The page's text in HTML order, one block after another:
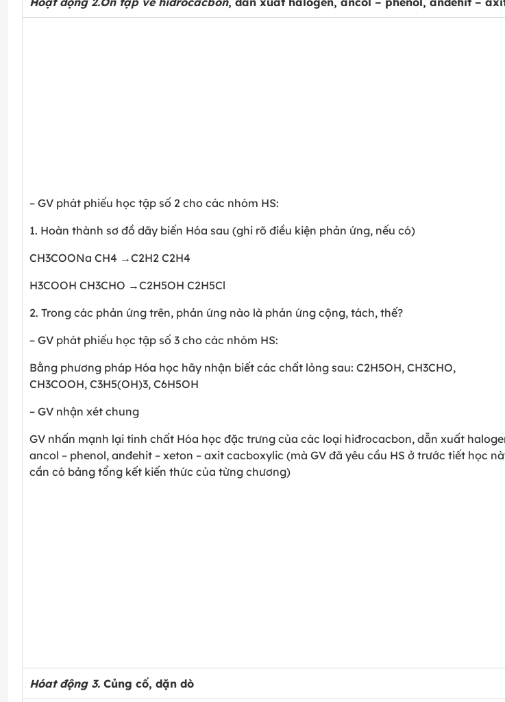
– GV phát phiếu học tập số 2 cho các nhóm HS:
1. Hoàn thành sơ đồ dãy biến Hóa sau (ghi rõ điều kiện phản ứng, nếu có)
CH3COONa CH4 →C2H2 C2H4
H3COOH CH3CHO →C2H5OH C2H5Cl
2. Trong các phản ứng trên, phản ứng nào là phản ứng cộng, tách, thế?
– GV phát phiếu học tập số 3 cho các nhóm HS:
Bằng phương pháp Hóa học hãy nhận biết các chất lỏng sau: C2H5OH, CH3CHO,
CH3COOH, C3H5(OH)3, C6H5OH
– GV nhận xét chung
GV nhấn mạnh lại tính chất Hóa học đặc trưng của các loại hiđrocacbon, dẫn xuất
ancol – phenol, anđehit – xeton – axit cacboxylic (mà GV đã yêu cầu HS ở trước tiết học
cần có bảng tổng kết kiến thức của từng chương)
Hóat động 3. Củng cố, dặn dò